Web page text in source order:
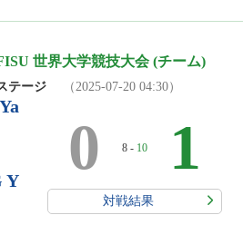
世界大学競技大会 (チーム)
テージ （2025-07-20 04:30）
Y
0 8 - 10 1
対戦結果